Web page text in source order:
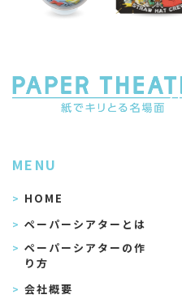
MENU
HOME
ペーパーシアターとは
ペーパーシアターの作
り方
会社概要